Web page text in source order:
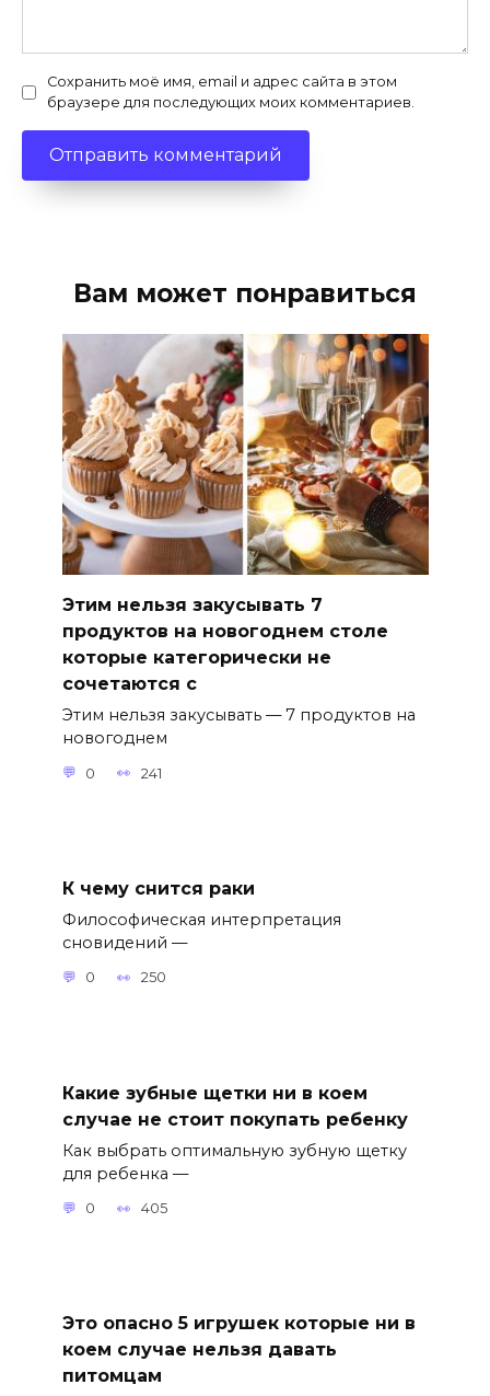
Сохранить моё имя, email и адрес сайта в этом
браузере для последующих моих комментариев.
Вам может понравиться
Этим нельзя закусывать 7
продуктов на новогоднем столе
которые категорически не
сочетаются с
Этим нельзя закусывать — 7 продуктов на
новогоднем
0 241
К чему снится раки
Философическая интерпретация
сновидений —
0 250
Какие зубные щетки ни в коем
случае не стоит покупать ребенку
Как выбрать оптимальную зубную щетку
для ребенка —
0 405
Это опасно 5 игрушек которые ни в
коем случае нельзя давать
питомцам